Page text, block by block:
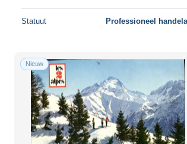
Statuut Professioneel
Nieuw